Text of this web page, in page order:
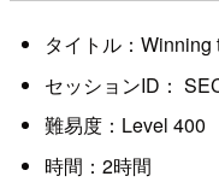
タイトル：
セッションID：
難易度：Level 400
時間：2時間